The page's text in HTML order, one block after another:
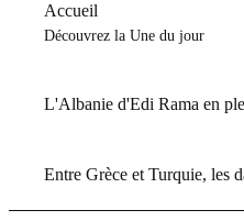
Accueil
Découvrez la Une du jour
L'Albanie d'Edi Rama en
Entre Grèce et Turquie, les